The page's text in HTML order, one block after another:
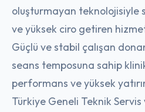
oluşturmayan teknolojisiyle
ve yüksek ciro getiren
Güçlü ve stabil çalışan
seans temposuna sahip
performans ve yüksek
Türkiye Geneli Teknik